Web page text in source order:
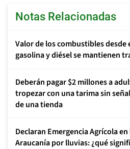
Notas Relacionadas
Valor de los combustibles desde
gasolina y diésel se mantienen
Deberán pagar $2 millones a
tropezar con una tarima sin
de una tienda
Declaran Emergencia Agrícola en
Araucanía por lluvias: ¿qué